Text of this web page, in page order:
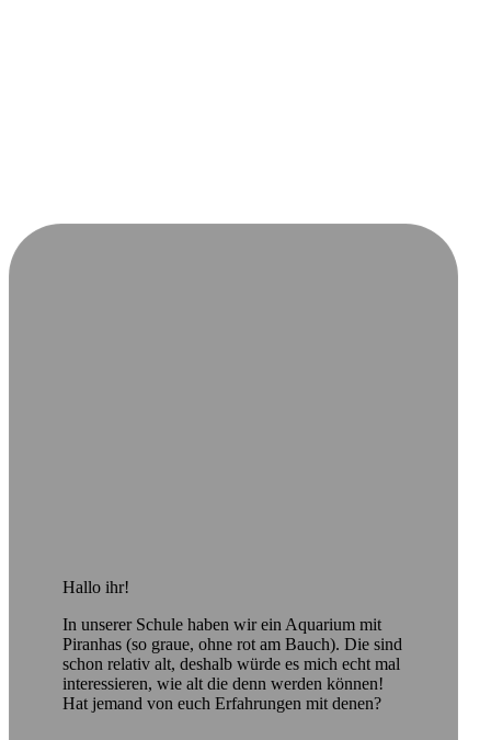
Hallo ihr!
In unserer Schule haben wir ein Aquarium mit
Piranhas (so graue, ohne rot am Bauch). Die sind
schon relativ alt, deshalb würde es mich echt mal
interessieren, wie alt die denn werden können!
Hat jemand von euch Erfahrungen mit denen?